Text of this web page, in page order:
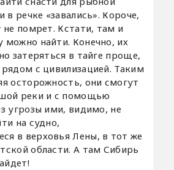
в речке «завались». Короче,
не помрет. Кстати, там и
можно найти. Конечно, их
затеряться в тайге проще,
с цивилизацией. Таким
осторожность, они смогут
реки и с помощью
угрозы ими, видимо, не
на судно,
в верховья Лены, в тот же
области. А там Сибирь